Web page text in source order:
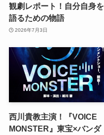
観劇レポート！自分自身を
語るための物語
2026年7月3日
西川貴教主演！『VOICE
MONSTER』東宝×バンダ